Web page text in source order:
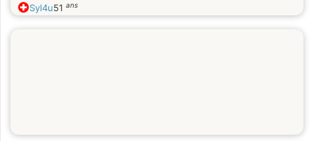
Syl4u51 ans